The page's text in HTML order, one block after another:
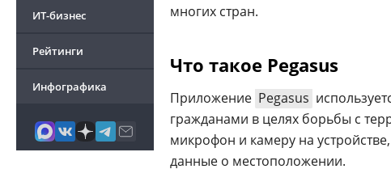
ИТ-бизнес
Рейтинги
Инфографика
многих стран.
Что такое Pegasus
Приложение Pegasus
гражданами в целях борьбы с
микрофон и камеру на
данные о местоположении.